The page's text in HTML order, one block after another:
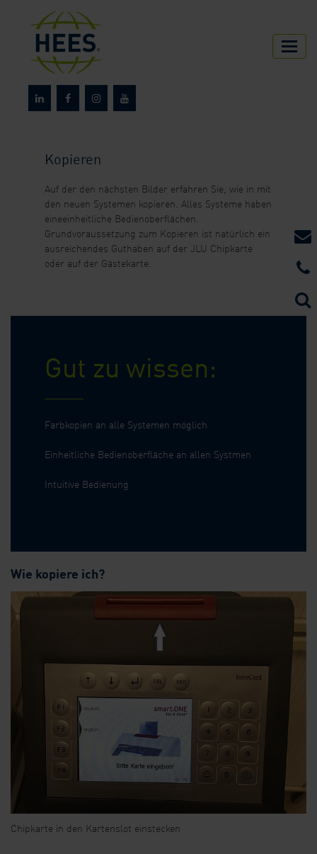
Kopieren
Auf der den nächsten Bilder erfahren Sie, wie in mit
den neuen Systemen kopieren. Alles Systeme haben
eineeinheitliche Bedienoberflächen.
Grundvoraussetzung zum Kopieren ist natürlich ein
ausreichendes Guthaben auf der JLU Chipkarte
oder auf der Gästekarte.
Gut zu wissen:
Farbkopien an alle Systemen möglich
Einheitliche Bedienoberfläche an allen Systmen
Intuitive Bedienung
Wie kopiere ich?
Chipkarte in den Kartenslot einstecken